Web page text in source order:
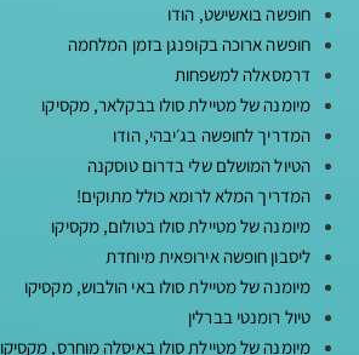
חופשה בואשישט, הודו
חופשה ארוכה בקופנגן בזמן המלחמה
דרמסאלה למשפחות
מיומנה של מטיילת סולו בבקלאר, מקסיקו
המדריך לחופשה בג׳יבהי, הודו
הטיול המושלם שלי בדרום טוסקנה
המדריך המלא לרומא כולל מתוקים!
מיומנה של מטיילת סולו בטולום, מקסיקו
ליסבון חופשה אירופאית מיוחדת
מיומנה של מטיילת סולו באי הולבוש, מקסיקו
טיול רומנטי בברלין
מיומנה של מטיילת סולו באיסלה מוחרס, מקסיקו